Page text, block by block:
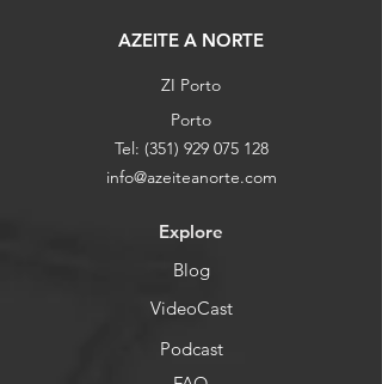
AZEITE A NORTE
ZI Porto
Porto
Tel: (351) 929 075 128
info@azeiteanorte.com
Explore
Blog
VideoCast
Podcast